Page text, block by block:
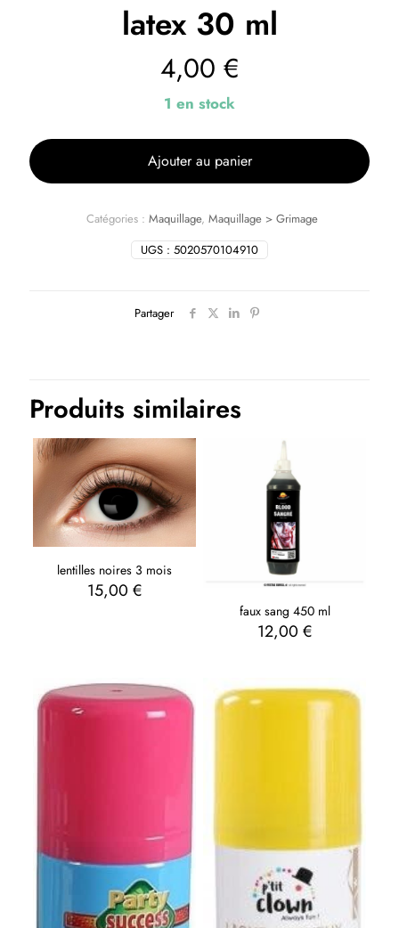
latex 30 ml
4,00 €
1 en stock
Ajouter au panier
UGS : 5020570104910
Catégories : Maquillage, Maquillage > Grimage
Partager
Produits similaires
lentilles noires 3 mois
15,00 €
faux sang 450 ml
12,00 €